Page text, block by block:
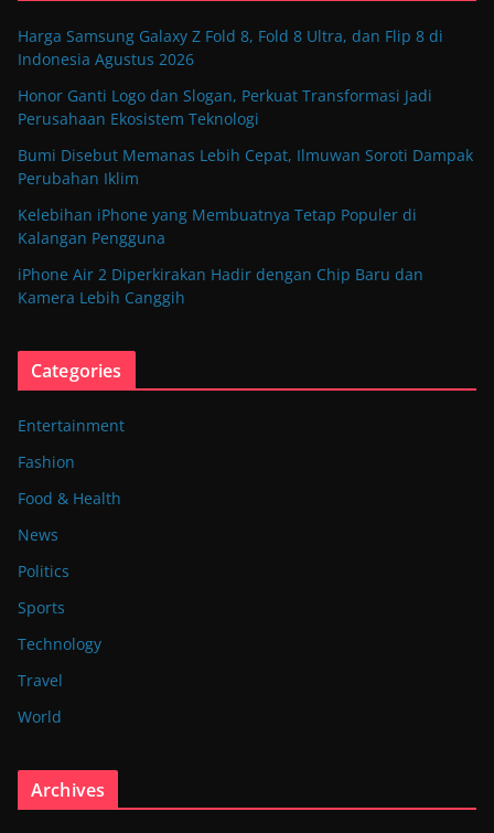
Harga Samsung Galaxy Z Fold 8, Fold 8 Ultra, dan Flip 8 di
Indonesia Agustus 2026
Honor Ganti Logo dan Slogan, Perkuat Transformasi Jadi
Perusahaan Ekosistem Teknologi
Bumi Disebut Memanas Lebih Cepat, Ilmuwan Soroti Dampak
Perubahan Iklim
Kelebihan iPhone yang Membuatnya Tetap Populer di
Kalangan Pengguna
iPhone Air 2 Diperkirakan Hadir dengan Chip Baru dan
Kamera Lebih Canggih
Categories
Entertainment
Fashion
Food & Health
News
Politics
Sports
Technology
Travel
World
Archives